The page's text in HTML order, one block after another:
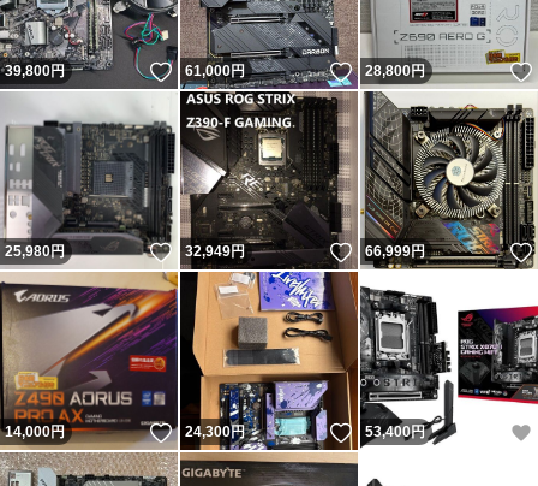
39,800円 いいね！
61,000円 いいね！
28,800円
25,980円 いいね！
32,949円 いいね！
66,999円
14,000円 いいね！
24,300円 いいね！
53,400円